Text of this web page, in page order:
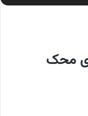
محک